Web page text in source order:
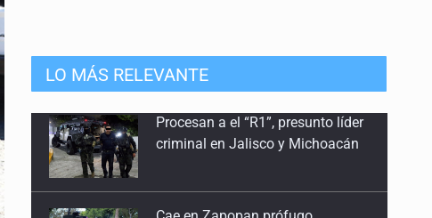
LO MÁS RELEVANTE
Cae en Zapopan prófugo